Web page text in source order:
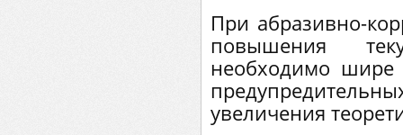
При абразивно-
повышения
необходимо шире
увеличения